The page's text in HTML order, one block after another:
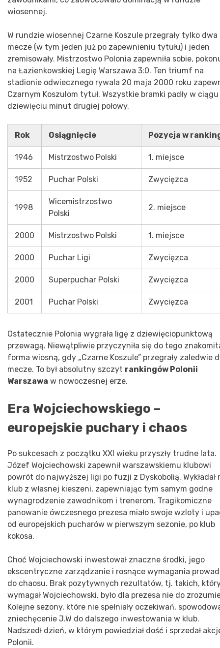
wiosennej.
W rundzie wiosennej Czarne Koszule przegrały tylko dwa
mecze (w tym jeden już po zapewnieniu tytułu) i jeden
zremisowały. Mistrzostwo Polonia zapewniła sobie,
na Łazienkowskiej Legię Warszawa 3:0. Ten triumf na
stadionie odwiecznego rywala 20 maja 2000 roku
Czarnym Koszulom tytuł. Wszystkie bramki padły w ciągu
dziewięciu minut drugiej połowy.
Rok Osiągnięcie Pozycja w
1946 Mistrzostwo Polski 1. miejsce
1952 Puchar Polski Zwycięzca
1998
Wicemistrzostwo
Polski
2. miejsce
2000 Mistrzostwo Polski 1. miejsce
2000 Puchar Ligi Zwycięzca
2000 Superpuchar Polski Zwycięzca
2001 Puchar Polski Zwycięzca
Ostatecznie Polonia wygrała ligę z dziewięciopunktową
przewagą. Niewątpliwie przyczyniła się do tego
forma wiosną, gdy „Czarne Koszule” przegrały zaledwie
mecze. To był absolutny szczyt rankingów Polonii
Warszawa w nowoczesnej erze.
Era Wojciechowskiego –
europejskie puchary i chaos
Po sukcesach z początku XXI wieku przyszły trudne lata.
Józef Wojciechowski zapewnił warszawskiemu klubowi
powrót do najwyższej ligi po fuzji z Dyskobolią. Wykładał
klub z własnej kieszeni, zapewniając tym samym godne
wynagrodzenie zawodnikom i trenerom. Tragikomiczne
panowanie ówczesnego prezesa miało swoje wzloty i
od europejskich pucharów w pierwszym sezonie, po klub
kokosa.
Choć Wojciechowski inwestował znaczne środki, jego
ekscentryczne zarządzanie i rosnące wymagania
do chaosu. Brak pozytywnych rezultatów, tj. takich,
wymagał Wojciechowski, było dla prezesa nie do
Kolejne sezony, które nie spełniały oczekiwań,
zniechęcenie J.W do dalszego inwestowania w klub.
Nadszedł dzień, w którym powiedział dość i sprzedał
Polonii.